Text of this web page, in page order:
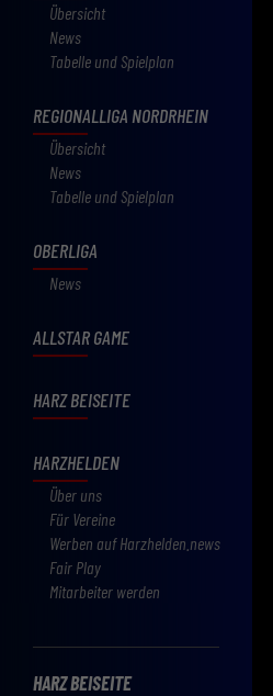
Übersicht
News
Tabelle und Spielplan
REGIONALLIGA NORDRHEIN
Übersicht
News
Tabelle und Spielplan
OBERLIGA
News
ALLSTAR GAME
HARZ BEISEITE
HARZHELDEN
Über uns
Für Vereine
Werben auf Harzhelden.news
Fair Play
Mitarbeiter werden
HARZ BEISEITE